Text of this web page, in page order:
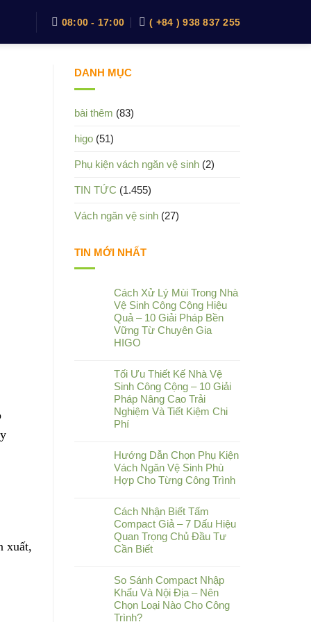
08:00 - 17:00 ( +84 ) 938 837 255
xuất,
DANH MỤC
bài thêm (83)
higo (51)
Phụ kiện vách ngăn vệ sinh (2)
TIN TỨC (1.455)
Vách ngăn vệ sinh (27)
TIN MỚI NHẤT
Cách Xử Lý Mùi Trong Nhà
Vệ Sinh Công Cộng Hiệu
Quả – 10 Giải Pháp Bền
Vững Từ Chuyên Gia
HIGO
Tối Ưu Thiết Kế Nhà Vệ
Sinh Công Cộng – 10 Giải
Pháp Nâng Cao Trải
Nghiệm Và Tiết Kiệm Chi
Phí
Hướng Dẫn Chọn Phụ Kiện
Vách Ngăn Vệ Sinh Phù
Hợp Cho Từng Công Trình
Cách Nhận Biết Tấm
Compact Giả – 7 Dấu Hiệu
Quan Trọng Chủ Đầu Tư
Cần Biết
So Sánh Compact Nhập
Khẩu Và Nội Địa – Nên
Chọn Loại Nào Cho Công
Trình?